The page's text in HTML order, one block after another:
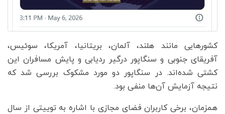
کشورهایی مانند هلند، آلمان، بریتانیا، آمریکا، سوئیس،
آفریقای جنوبی و سنگاپور درگیر ردیابی و پایش مسافران این
کشتی شده‌اند. در سنگاپور دو مورد مشکوک بررسی شد که
نتیجه آزمایش آن‌ها منفی بود.
همزمان، برخی کاربران فضای مجازی با اشاره به توییتی از سال